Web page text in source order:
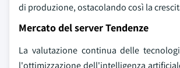
di produzione, ostacolando così la
Mercato del server Tendenze
La valutazione continua delle
l'ottimizzazione dell'intelligenza